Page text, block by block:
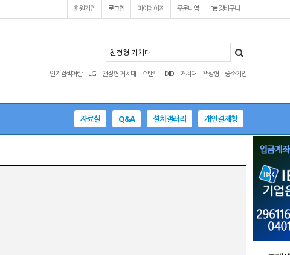
회원가입 로그인 마이페이지 주문내역 장바구니
인기검색어란 LG 천정형 거치대 스탠드 DID 거치대 책상형 중소기업
자료실 Q&A 설치갤러리 개인결제창